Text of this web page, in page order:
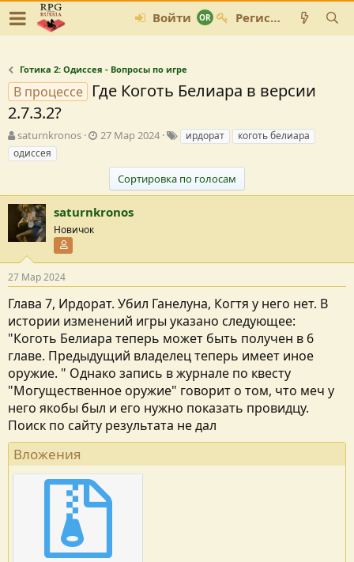
Войти Регистрация
Готика 2: Одиссея - Вопросы по игре
В процессе
Где Коготь Белиара в версии
2.7.3.2?
А
в
т
т
е
м
saturnkronos
Д
з
н
я
27 Мар 2024
Т
и
ирдорат
коготь белиара
одиссея
Сортировка по голосам
saturnkronos
Новичок
27 Мар 2024
Глава 7, Ирдорат. Убил Ганелуна, Когтя у него нет. В
истории изменений игры указано следующее:
"Коготь Белиара теперь может быть получен в 6
главе. Предыдущий владелец теперь имеет иное
оружие. " Однако запись в журнале по квесту
"Могущественное оружие" говорит о том, что меч у
него якобы был и его нужно показать провидцу.
Поиск по сайту результата не дал
Вложения